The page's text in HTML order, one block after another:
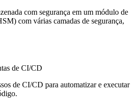
com segurança em um módulo de
com várias camadas de segurança,
de CI/CD
de CI/CD para automatizar e executar